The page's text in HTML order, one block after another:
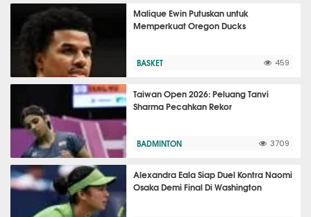
Malique Ewin Putuskan untuk
Memperkuat Oregon Ducks
BASKET 459
Taiwan Open 2026: Peluang Tanvi
Sharma Pecahkan Rekor
BADMINTON 3709
Alexandra Eala Siap Duel Kontra Naomi
Osaka Demi Final Di Washington